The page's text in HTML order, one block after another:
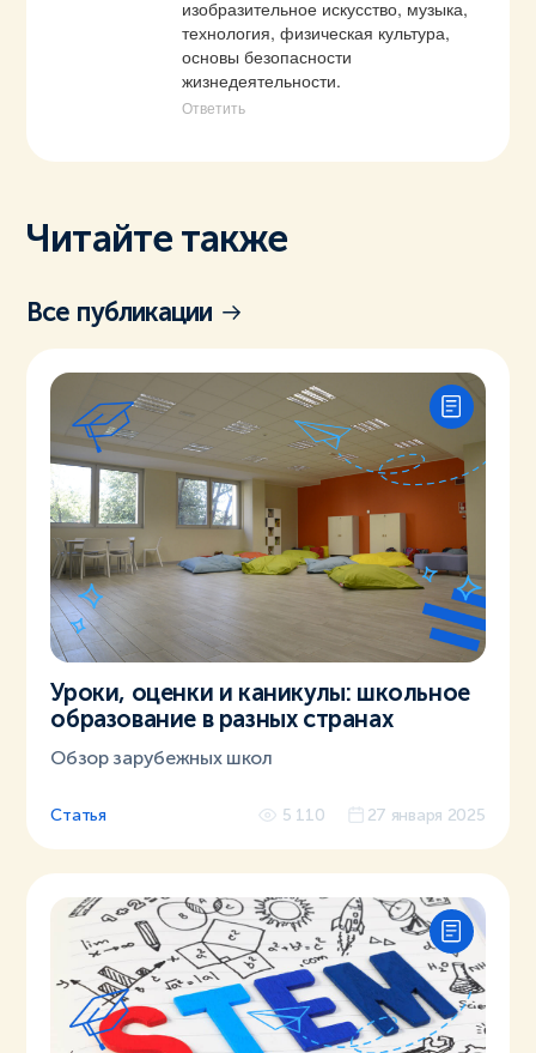
изобразительное искусство, музыка,
технология, физическая культура,
основы безопасности
жизнедеятельности.
Ответить
Читайте также
Все публикации
Уроки, оценки и каникулы: школьное
образование в разных странах
Обзор зарубежных школ
Статья 5 110 27 января 2025